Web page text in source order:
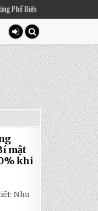
01
Thiền chuông là gì? Lợi
mật
khi
Nhu